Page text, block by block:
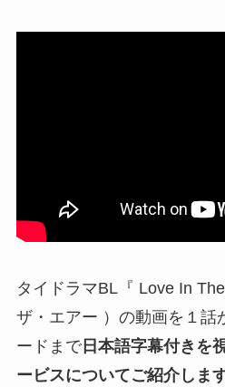
タイドラマBL『 Love In
ザ・エアー ）の動画を１話
ードまで日本語字幕付きを
ービスについてご紹介します